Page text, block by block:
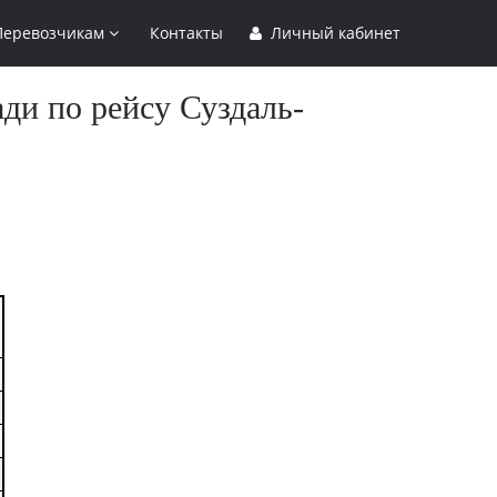
Контакты Личный кабинет
по рейсу Суздаль-